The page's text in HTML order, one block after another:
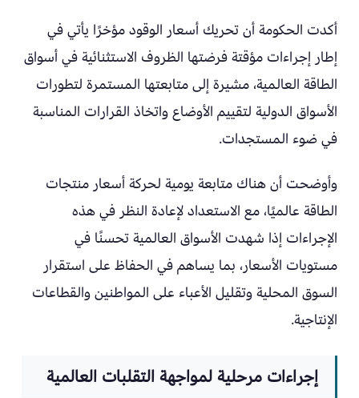
أكدت الحكومة أن تحريك أسعار الوقود مؤخرًا يأتي في
إطار إجراءات مؤقتة فرضتها الظروف الاستثنائية في أسواق
الطاقة العالمية، مشيرة إلى متابعتها المستمرة لتطورات
الأسواق الدولية لتقييم الأوضاع واتخاذ القرارات المناسبة
في ضوء المستجدات.
وأوضحت أن هناك متابعة يومية لحركة أسعار منتجات
الطاقة عالميًا، مع الاستعداد لإعادة النظر في هذه
الإجراءات إذا شهدت الأسواق العالمية تحسنًا في
مستويات الأسعار، بما يساهم في الحفاظ على استقرار
السوق المحلية وتقليل الأعباء على المواطنين والقطاعات
الإنتاجية.
إجراءات مرحلية لمواجهة التقلبات العالمية